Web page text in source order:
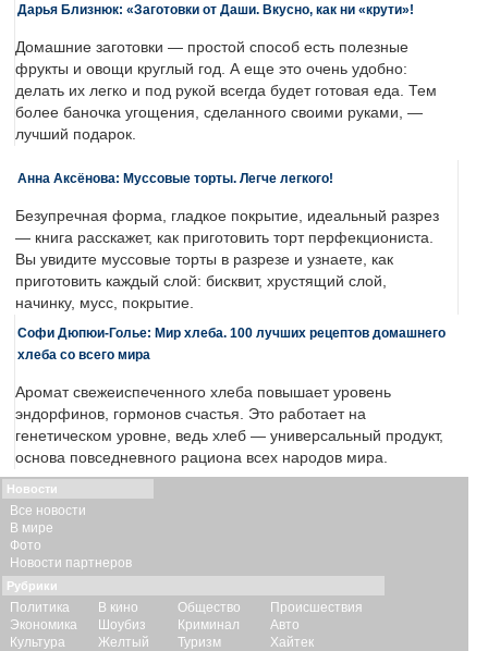
Дарья Близнюк: «Заготовки от Даши. Вкусно, как ни «крути»!
Домашние заготовки — простой способ есть полезные
фрукты и овощи круглый год. А еще это очень удобно:
делать их легко и под рукой всегда будет готовая еда. Тем
более баночка угощения, сделанного своими руками, —
лучший подарок.
Анна Аксёнова: Муссовые торты. Легче легкого!
Безупречная форма, гладкое покрытие, идеальный разрез
— книга расскажет, как приготовить торт перфекциониста.
Вы увидите муссовые торты в разрезе и узнаете, как
приготовить каждый слой: бисквит, хрустящий слой,
начинку, мусс, покрытие.
Софи Дюпюи-Голье: Мир хлеба. 100 лучших рецептов домашнего
хлеба со всего мира
Аромат свежеиспеченного хлеба повышает уровень
эндорфинов, гормонов счастья. Это работает на
генетическом уровне, ведь хлеб — универсальный продукт,
основа повседневного рациона всех народов мира.
Новости
Все новости
В мире
Фото
Новости партнеров
Рубрики
Политика
Экономика
Культура
В кино
Шоубиз
Желтый
Общество
Криминал
Туризм
Происшествия
Авто
Хайтек